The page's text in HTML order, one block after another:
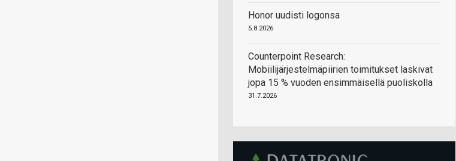
Honor uudisti logonsa
5.8.2026
Counterpoint Research:
Mobiilijärjestelmäpiirien toimitukset laskivat
jopa 15 % vuoden ensimmäisellä puoliskolla
31.7.2026